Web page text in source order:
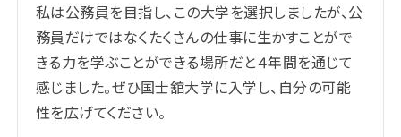
私は公務員を目指し、この大学を選択しましたが、公
務員だけではなくたくさんの仕事に生かすことがで
きる力を学ぶことができる場所だと４年間を通じて
感じました。ぜひ国士舘大学に入学し、自分の可能
性を広げてください。